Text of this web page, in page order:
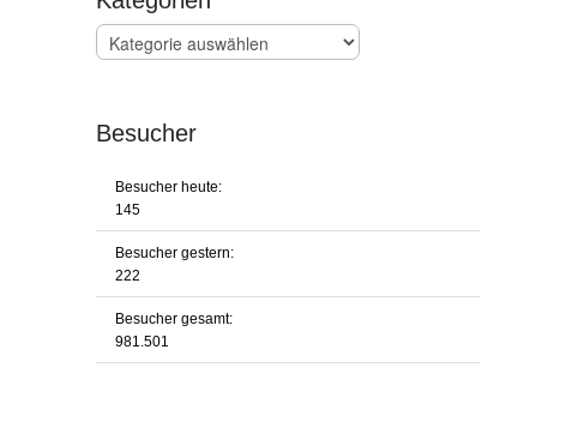
Kategorien
Besucher
Besucher heute:
145
Besucher gestern:
222
Besucher gesamt:
981.501